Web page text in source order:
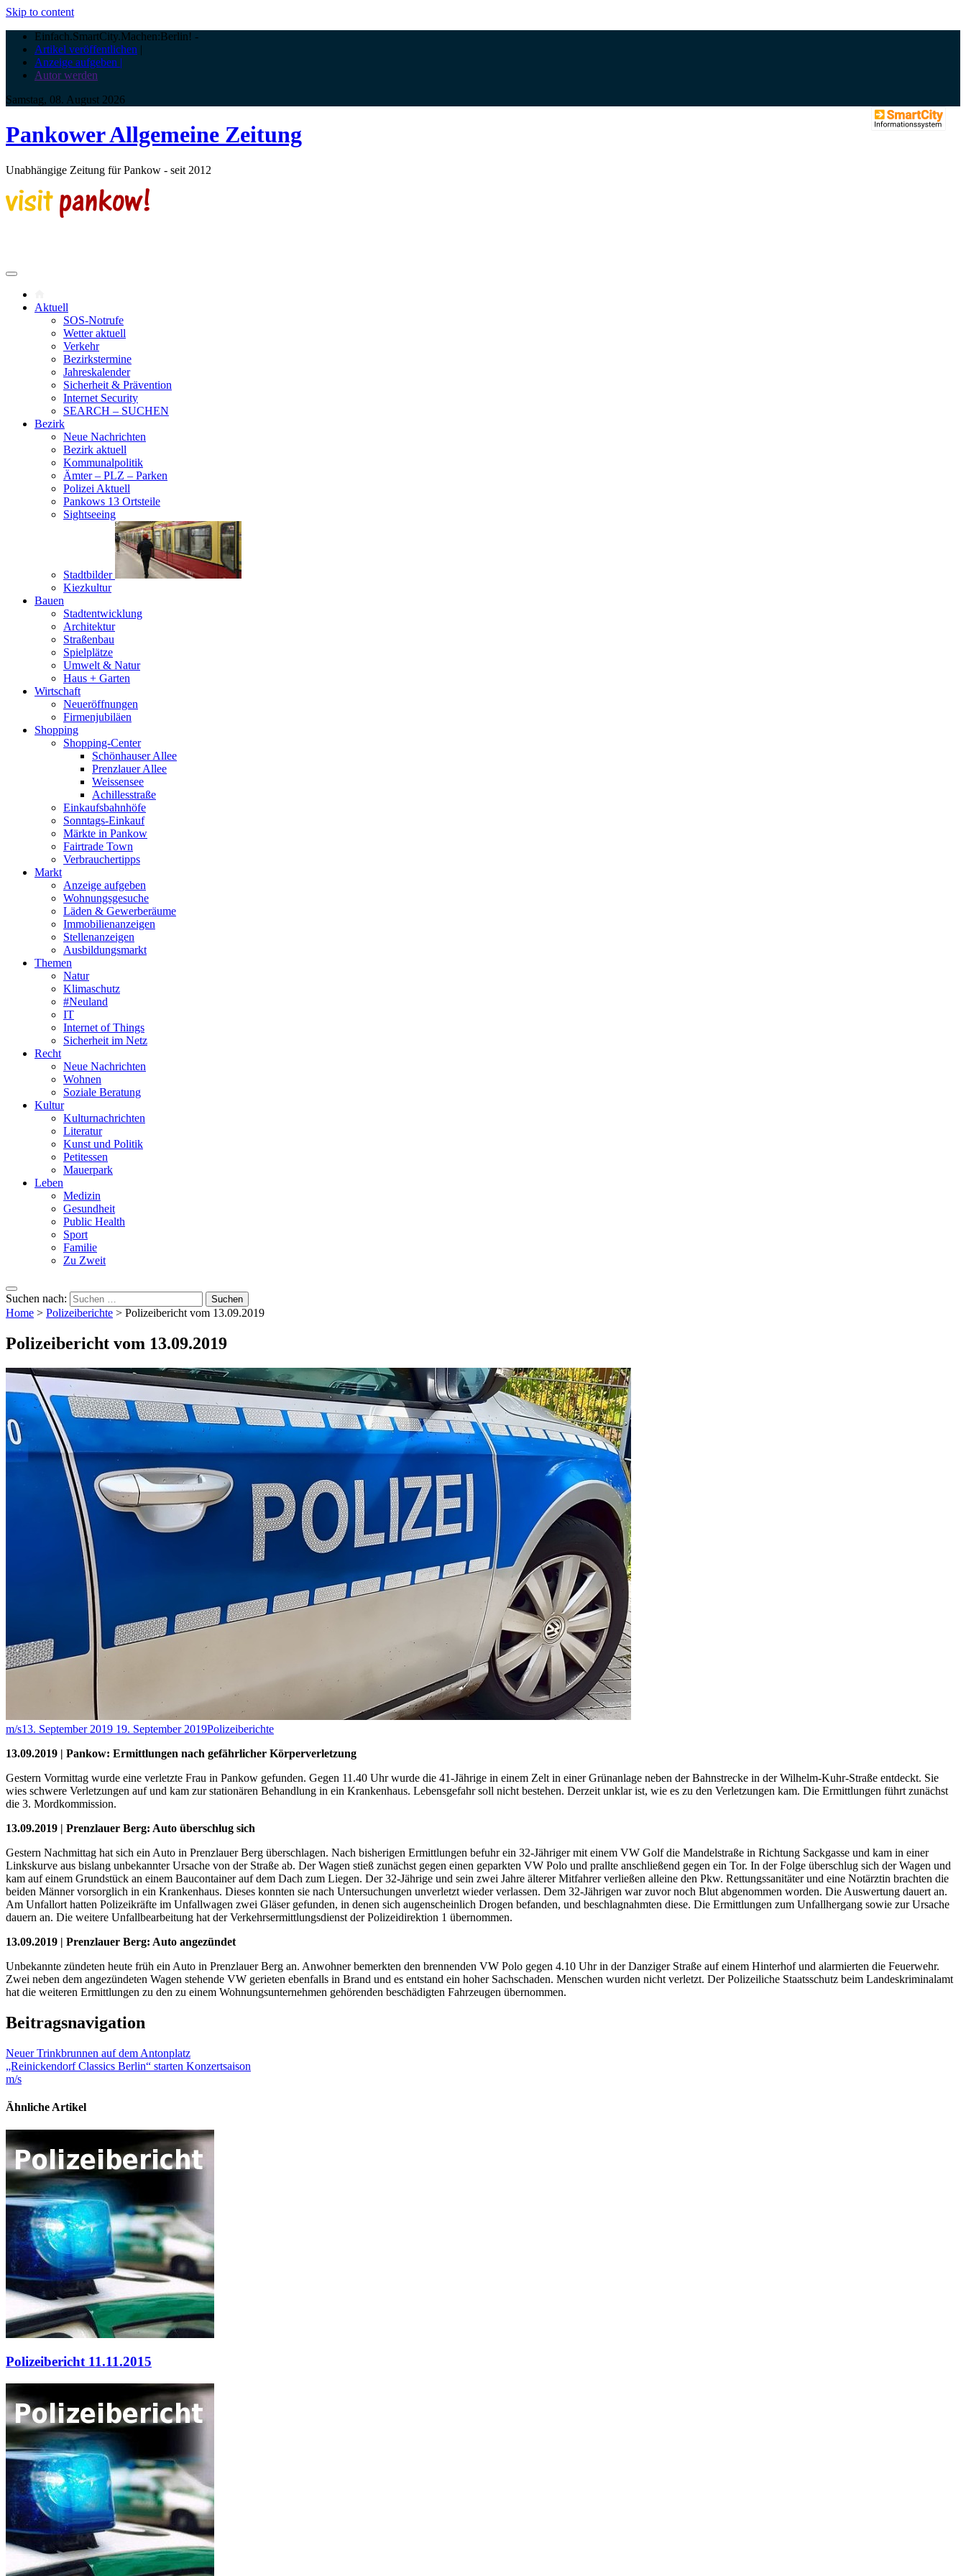
Skip to content
Einfach.SmartCity.Machen:Berlin! -
Artikel veröffentlichen |
Anzeige aufgeben |
Autor werden
Samstag, 08. August 2026
Pankower Allgemeine Zeitung
Unabhängige Zeitung für Pankow - seit 2012
Aktuell
SOS-Notrufe
Wetter aktuell
Verkehr
Bezirkstermine
Jahreskalender
Sicherheit & Prävention
Internet Security
SEARCH – SUCHEN
Bezirk
Neue Nachrichten
Bezirk aktuell
Kommunalpolitik
Ämter – PLZ – Parken
Polizei Aktuell
Pankows 13 Ortsteile
Sightseeing
Stadtbilder
Kiezkultur
Bauen
Stadtentwicklung
Architektur
Straßenbau
Spielplätze
Umwelt & Natur
Haus + Garten
Wirtschaft
Neueröffnungen
Firmenjubiläen
Shopping
Shopping-Center
Schönhauser Allee
Prenzlauer Allee
Weissensee
Achillesstraße
Einkaufsbahnhöfe
Sonntags-Einkauf
Märkte in Pankow
Fairtrade Town
Verbrauchertipps
Markt
Anzeige aufgeben
Wohnungsgesuche
Läden & Gewerberäume
Immobilienanzeigen
Stellenanzeigen
Ausbildungsmarkt
Themen
Natur
Klimaschutz
#Neuland
IT
Internet of Things
Sicherheit im Netz
Recht
Neue Nachrichten
Wohnen
Soziale Beratung
Kultur
Kulturnachrichten
Literatur
Kunst und Politik
Petitessen
Mauerpark
Leben
Medizin
Gesundheit
Public Health
Sport
Familie
Zu Zweit
Suchen nach:
Home > Polizeiberichte > Polizeibericht vom 13.09.2019
Polizeibericht vom 13.09.2019
m/s13. September 2019 19. September 2019Polizeiberichte
13.09.2019 | Pankow: Ermittlungen nach gefährlicher Körperverletzung
Gestern Vormittag wurde eine verletzte Frau in Pankow gefunden. Gegen 11.40 Uhr wurde die 41-Jährige in einem Zelt in einer Grünanlage neben der Bahnstrecke in der Wilhelm-Kuhr-Straße entdeckt. Sie
wies schwere Verletzungen auf und kam zur stationären Behandlung in ein Krankenhaus. Lebensgefahr soll nicht bestehen. Derzeit unklar ist, wie es zu den Verletzungen kam. Die Ermittlungen führt zunächst
die 3. Mordkommission.
13.09.2019 | Prenzlauer Berg: Auto überschlug sich
Gestern Nachmittag hat sich ein Auto in Prenzlauer Berg überschlagen. Nach bisherigen Ermittlungen befuhr ein 32-Jähriger mit einem VW Golf die Mandelstraße in Richtung Sackgasse und kam in einer
Linkskurve aus bislang unbekannter Ursache von der Straße ab. Der Wagen stieß zunächst gegen einen geparkten VW Polo und prallte anschließend gegen ein Tor. In der Folge überschlug sich der Wagen und
kam auf einem Grundstück an einem Baucontainer auf dem Dach zum Liegen. Der 32-Jährige und sein zwei Jahre älterer Mitfahrer verließen alleine den Pkw. Rettungssanitäter und eine Notärztin brachten die
beiden Männer vorsorglich in ein Krankenhaus. Dieses konnten sie nach Untersuchungen unverletzt wieder verlassen. Dem 32-Jährigen war zuvor noch Blut abgenommen worden. Die Auswertung dauert an.
Am Unfallort hatten Polizeikräfte im Unfallwagen zwei Gläser gefunden, in denen sich augenscheinlich Drogen befanden, und beschlagnahmten diese. Die Ermittlungen zum Unfallhergang sowie zur Ursache
dauern an. Die weitere Unfallbearbeitung hat der Verkehrsermittlungsdienst der Polizeidirektion 1 übernommen.
13.09.2019 | Prenzlauer Berg: Auto angezündet
Unbekannte zündeten heute früh ein Auto in Prenzlauer Berg an. Anwohner bemerkten den brennenden VW Polo gegen 4.10 Uhr in der Danziger Straße auf einem Hinterhof und alarmierten die Feuerwehr.
Zwei neben dem angezündeten Wagen stehende VW gerieten ebenfalls in Brand und es entstand ein hoher Sachschaden. Menschen wurden nicht verletzt. Der Polizeiliche Staatsschutz beim Landeskriminalamt
hat die weiteren Ermittlungen zu den zu einem Wohnungsunternehmen gehörenden beschädigten Fahrzeugen übernommen.
Beitragsnavigation
Neuer Trinkbrunnen auf dem Antonplatz
„Reinickendorf Classics Berlin“ starten Konzertsaison
m/s
Ähnliche Artikel
Polizeibericht 11.11.2015